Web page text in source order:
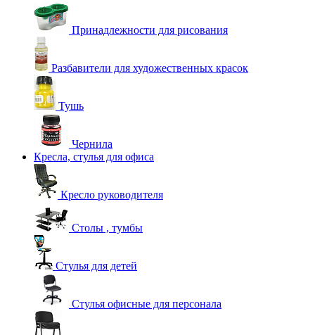
Принадлежности для рисования
Разбавители для художественных красок
Тушь
Чернила
Кресла, стулья для офиса
Кресло руководителя
Столы , тумбы
Стулья для детей
Стулья офисные для персонала